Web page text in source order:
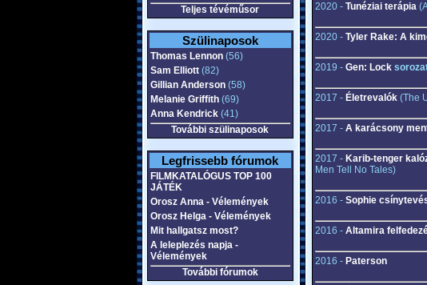
Teljes tévéműsor
Szülinaposok
Thomas Lennon(56)
Sam Elliott(82)
Gillian Anderson(58)
Melanie Griffith(69)
Anna Kendrick(41)
További szülinaposok
Legfrissebb fórumok
FILMKATALÓGUS TOP 100
JÁTÉK
Orosz Anna - Vélemények
Orosz Helga - Vélemények
Mit hallgatsz most?
A leleplezés napja -
Vélemények
További fórumok
2020 - Tunéziai terápia
2020 - Tyler Rake: A
2019 - Gen: Lock
2017 - Életrevalók(The
2017 - A karácsony
2017 - Karib-tenger
Men Tell No Tales)
2016 - Sophie
2016 - Altamira
2016 - Paterson